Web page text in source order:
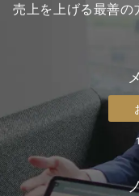
売上を上げる最善の